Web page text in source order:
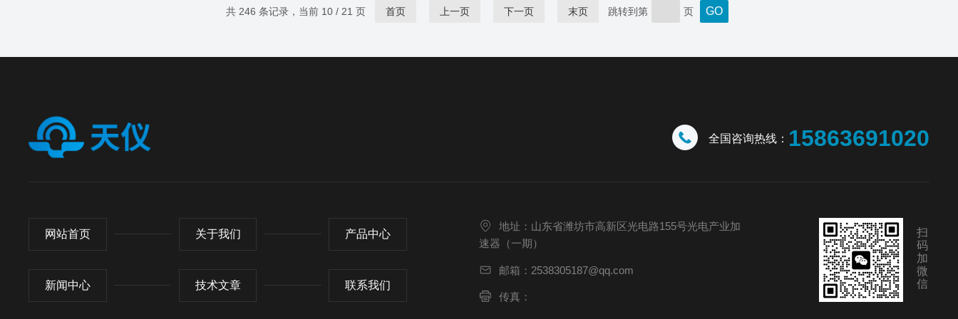
要功能包括：I-V曲线扫描，用于精确测量组件在
裂、热斑或性能衰减；开路电压（Voc）...
象立即触发警报，并联动温湿度、通风等环境参数
库出入口、货架底层、角落缝隙等鼠类常驻区...
还支持PM2.5、PM10、噪声、紫外线指数等环境
指标的监测与显示。系统主要由传感器模块、数据
成。各类高精度气象传感器（如...
共 246 条记录，当前 10 / 21 页 首页 上一页 下一页 末页 跳转到第 页
全国咨询热线： 15863691020
网站首页 关于我们 产品中心
新闻中心 技术文章 联系我们
地址：山东省潍坊市高新区光电路155号光电产业加
速器（一期）
邮箱：2538305187@qq.com
传真：
扫
码
加
微
信